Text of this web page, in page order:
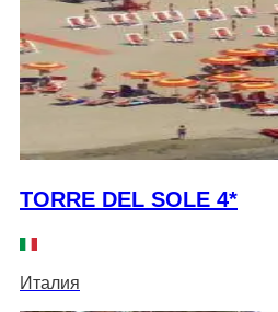
TORRE DEL SOLE 4*
Италия